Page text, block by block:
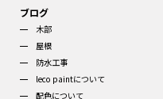
ブログ
木部
屋根
防水工事
leco paintについて
配色について